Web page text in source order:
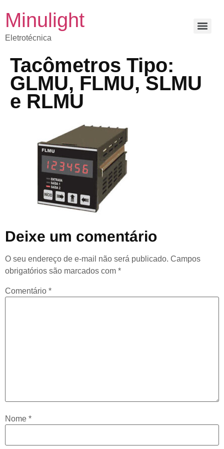
Minulight
Eletrotécnica
Tacômetros Tipo:
GLMU, FLMU, SLMU
e RLMU
Deixe um comentário
O seu endereço de e-mail não será publicado. Campos
obrigatórios são marcados com *
Comentário *
Nome *